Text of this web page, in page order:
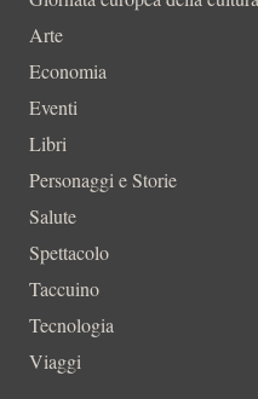
Arte
Economia
Eventi
Libri
Personaggi e Storie
Salute
Spettacolo
Taccuino
Tecnologia
Viaggi